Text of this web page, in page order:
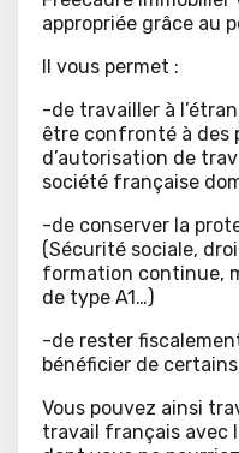
appropriée grâce au
Il vous permet :
-de travailler à
être confronté à des
d’autorisation de
société française
-de conserver la
(Sécurité sociale,
formation continue,
de type A1…)
-de rester
bénéficier de
Vous pouvez ainsi
travail français avec